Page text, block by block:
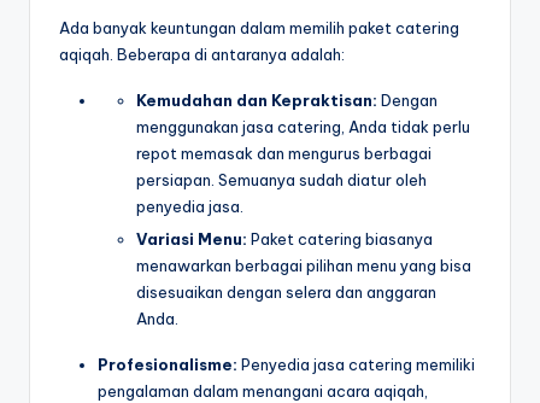
Ada banyak keuntungan dalam memilih paket catering
aqiqah. Beberapa di antaranya adalah:
Kemudahan dan Kepraktisan: Dengan
menggunakan jasa catering, Anda tidak perlu
repot memasak dan mengurus berbagai
persiapan. Semuanya sudah diatur oleh
penyedia jasa.
Variasi Menu: Paket catering biasanya
menawarkan berbagai pilihan menu yang bisa
disesuaikan dengan selera dan anggaran
Anda.
Profesionalisme: Penyedia jasa catering memiliki
pengalaman dalam menangani acara aqiqah,